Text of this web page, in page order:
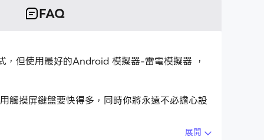
FAQ
但使用最好的Android 模擬器-雷電模擬器 ，
摸屏鍵盤要快得多，同時你將永遠不必擔心設
展開